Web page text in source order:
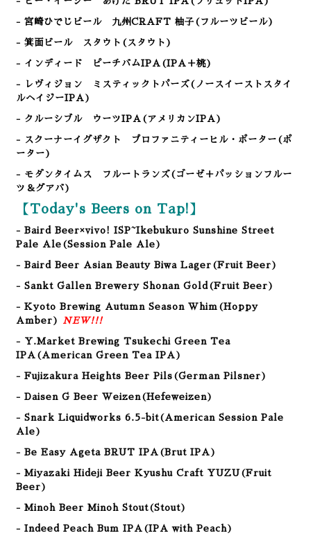
- 宮崎ひでじビール 九州CRAFT 柚子(フルーツビール)
- 箕面ビール スタウト(スタウト )
- インディード ピーチバムIPA(IPA＋桃)
- レヴィジョン ミスティックトパーズ(ノースイーストスタイ
ルヘイジーIPA)
- クルーシブル ウーツIPA(アメリカンIPA)
- スクーナーイグザクト プロファニティーヒル・ポーター(ポ
ーター)
- モダンタイムス フルートランズ(ゴーゼ＋パッションフルー
ツ＆グアバ)
【Today's Beers on Tap!】
- Baird Beer×vivo! ISP~Ikebukuro Sunshine Street
Pale Ale (Session Pale Ale)
- Baird Beer Asian Beauty Biwa Lager(Fruit Beer)
- Sankt Gallen Brewery Shonan Gold(Fruit Beer)
- Kyoto Brewing Autumn Season Whim(Hoppy
Amber) NEW!!!
- Y.Market Brewing Tsukechi Green Tea
IPA(American Green Tea IPA)
- Fujizakura Heights Beer Pils(German Pilsner)
- Daisen G Beer Weizen(Hefeweizen)
- Snark Liquidworks 6.5-bit(American Session Pale
Ale)
- Be Easy Ageta BRUT IPA(Brut IPA)
- Miyazaki Hideji Beer Kyushu Craft YUZU(Fruit
Beer)
- Minoh Beer Minoh Stout(Stout)
- Indeed Peach Bum IPA(IPA with Peach)